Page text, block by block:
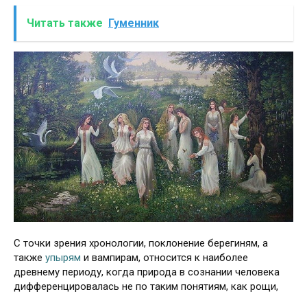
Читать также Гуменник
С точки зрения хронологии, поклонение берегиням, а
также упырям и вампирам, относится к наиболее
древнему периоду, когда природа в сознании человека
дифференцировалась не по таким понятиям, как рощи,